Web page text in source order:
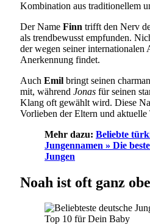
Kombination aus traditionellem
Der Name Finn trifft den Nerv
als trendbewusst empfunden.
der wegen seiner internationalen
Anerkennung findet.
Auch Emil bringt seinen
mit, während Jonas für seinen
Klang oft gewählt wird. Diese
Vorlieben der Eltern und aktuelle
Mehr dazu: Beliebte
Jungennamen » Die
Jungen
Noah ist oft ganz